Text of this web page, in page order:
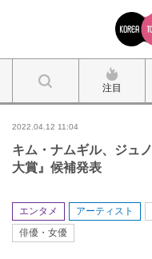
注目
2022.04.12 11:04
キム・ナムギル、ジュ
大賞』候補発表
エンタメ アーティスト
俳優・女優